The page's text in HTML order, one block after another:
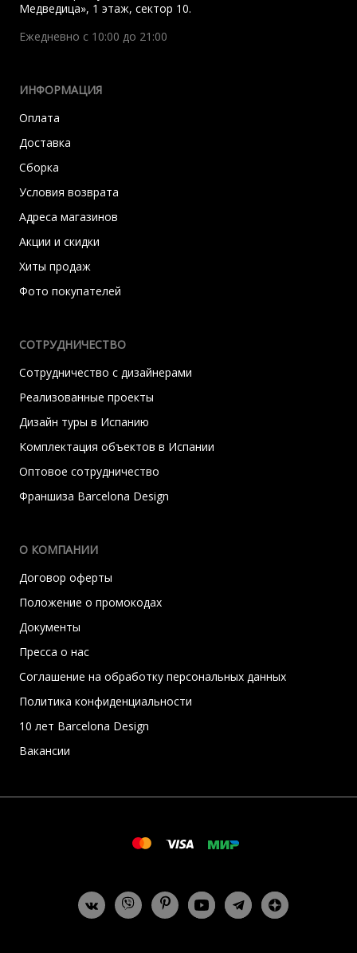
Медведица», 1 этаж, сектор 10.
Ежедневно с 10:00 до 21:00
ИНФОРМАЦИЯ
Оплата
Доставка
Сборка
Условия возврата
Адреса магазинов
Акции и скидки
Хиты продаж
Фото покупателей
СОТРУДНИЧЕСТВО
Сотрудничество с дизайнерами
Реализованные проекты
Дизайн туры в Испанию
Комплектация объектов в Испании
Оптовое сотрудничество
Франшиза Barcelona Design
О КОМПАНИИ
Договор оферты
Положение о промокодах
Документы
Пресса о нас
Соглашение на обработку персональных данных
Политика конфиденциальности
10 лет Barcelona Design
Вакансии